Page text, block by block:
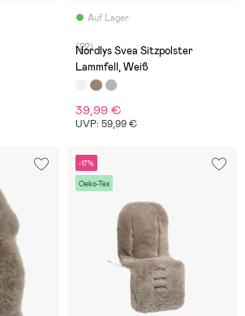
Auf Lager
(22)
Nordlys Svea Sitzpolster
Lammfell, Weiß
39,99 €
UVP: 59,99 €
-17%
Oeko-Tex